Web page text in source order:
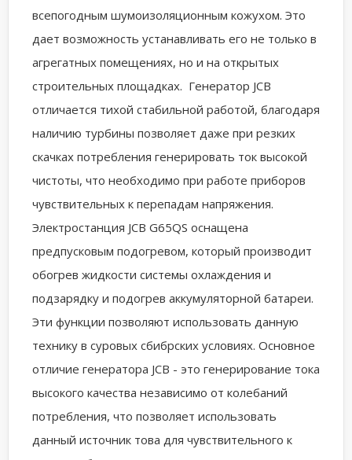
всепогодным шумоизоляционным кожухом. Это
дает возможность устанавливать его не только в
агрегатных помещениях, но и на открытых
строительных площадках. Генератор JCB
отличается тихой стабильной работой, благодаря
наличию турбины позволяет даже при резких
скачках потребления генерировать ток высокой
чистоты, что необходимо при работе приборов
чувствительных к перепадам напряжения.
Электростанция JCB G65QS оснащена
предпусковым подогревом, который производит
обогрев жидкости системы охлаждения и
подзарядку и подогрев аккумуляторной батареи.
Эти функции позволяют использовать данную
технику в суровых сбибрских условиях. Основное
отличие генератора JCB - это генерирование тока
высокого качества независимо от колебаний
потребления, что позволяет использовать
данный источник това для чувствительного к